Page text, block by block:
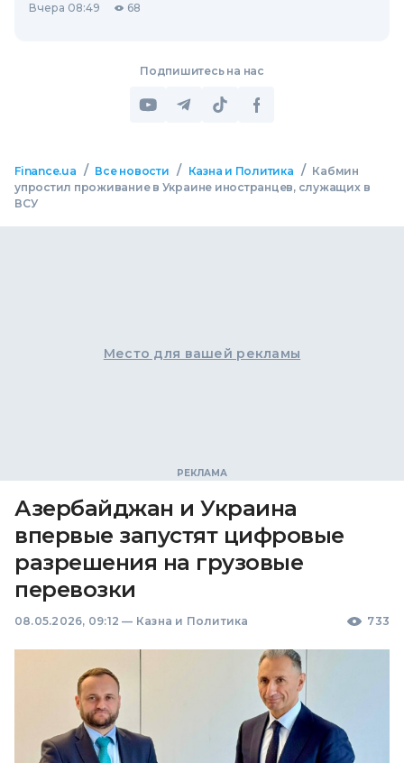
Вчера 08:49 68
Подпишитесь на нас
Finance.ua / Все новости / Казна и Политика / Кабмин
упростил проживание в Украине иностранцев, служащих в
ВСУ
Место для вашей рекламы
Азербайджан и Украина
впервые запустят цифровые
разрешения на грузовые
перевозки
08.05.2026, 09:12 — Казна и Политика 733